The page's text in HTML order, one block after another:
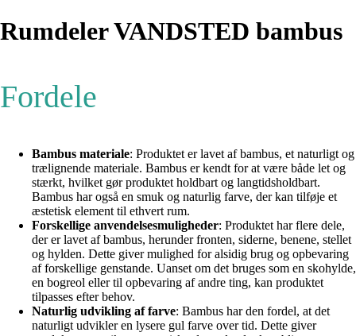
Rumdeler VANDSTED bambus
Fordele
Bambus materiale: Produktet er lavet af bambus, et naturligt og
trælignende materiale. Bambus er kendt for at være både let og
stærkt, hvilket gør produktet holdbart og langtidsholdbart.
Bambus har også en smuk og naturlig farve, der kan tilføje et
æstetisk element til ethvert rum.
Forskellige anvendelsesmuligheder: Produktet har flere dele,
der er lavet af bambus, herunder fronten, siderne, benene, stellet
og hylden. Dette giver mulighed for alsidig brug og opbevaring
af forskellige genstande. Uanset om det bruges som en skohylde,
en bogreol eller til opbevaring af andre ting, kan produktet
tilpasses efter behov.
Naturlig udvikling af farve: Bambus har den fordel, at det
naturligt udvikler en lysere gul farve over tid. Dette giver